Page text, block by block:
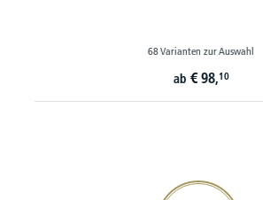
68 Varianten zur Auswahl
ab € 98, 10
20€ Gutschein sichern